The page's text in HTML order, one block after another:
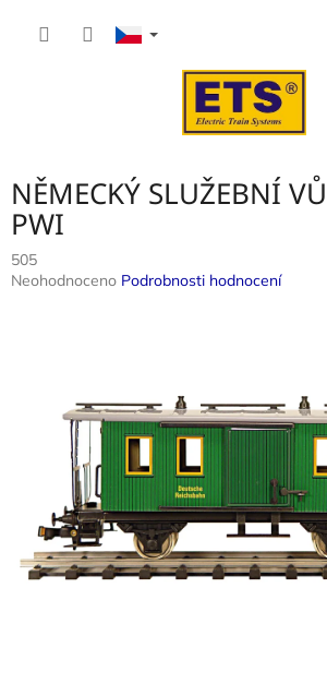
NĚMECKÝ SLUŽEBNÍ
PWI
505
Průměrné
hvězdiček.
Neohodnoceno Podrobnosti hodnocení